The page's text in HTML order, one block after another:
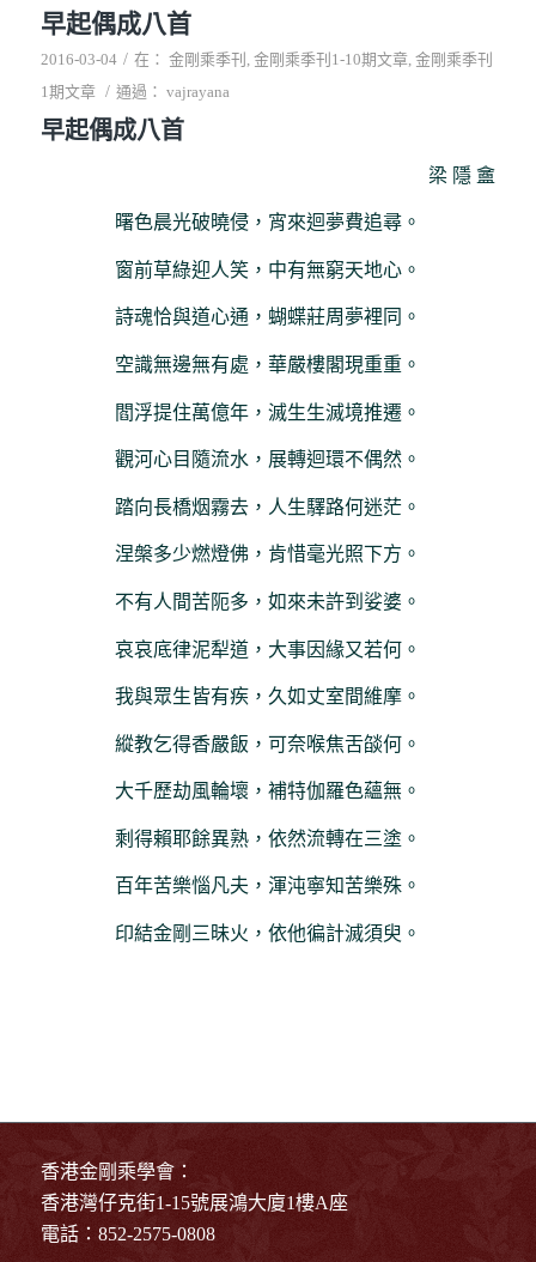
早起偶成八首
2016-03-04 / 在： 金剛乘季刊 金剛乘季刊1-10期文章, 金剛乘季刊
1期文章 / 通過： vajrayana
早起偶成八首
梁 隱 盦
曙色晨光破曉侵，宵來迴夢費追尋。
窗前草綠迎人笑，中有無窮天地心。
詩魂恰與道心通，蝴蝶莊周夢裡同。
空識無邊無有處，華嚴樓閣現重重。
閻浮提住萬億年，滅生生滅境推遷。
觀河心目隨流水，展轉迴環不偶然。
踏向長橋烟霧去，人生驛路何迷茫。
涅槃多少燃燈佛，肯惜毫光照下方。
不有人間苦阨多，如來未許到娑婆。
哀哀底律泥犁道，大事因緣又若何。
我與眾生皆有疾，久如丈室間維摩。
縱教乞得香嚴飯，可奈喉焦舌燄何。
大千歷劫風輪壞，補特伽羅色蘊無。
剩得賴耶餘異熟，依然流轉在三塗。
百年苦樂惱凡夫，渾沌寧知苦樂殊。
印結金剛三昧火，依他徧計滅須臾。
香港金剛乘學會：
香港灣仔克街1-15號展鴻大廈1樓A座
電話：852-2575-0808